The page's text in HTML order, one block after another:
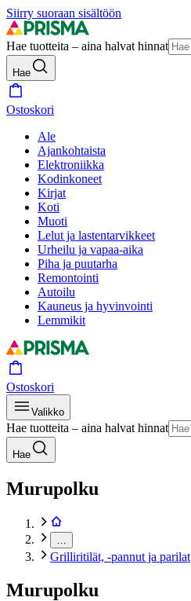
Siirry suoraan sisältöön
Hae tuotteita – aina halvat hinnat
Hae
Ostoskori
Ale
Ajankohtaista
Elektroniikka
Kodinkoneet
Kirjat
Koti
Muoti
Lelut ja lastentarvikkeet
Urheilu ja vapaa-aika
Piha ja puutarha
Remontointi
Autoilu
Kauneus ja hyvinvointi
Lemmikit
Ostoskori
Valikko
Hae tuotteita – aina halvat hinnat
Hae
Murupolku
Grilliritilät, -pannut ja parilat
Murupolku